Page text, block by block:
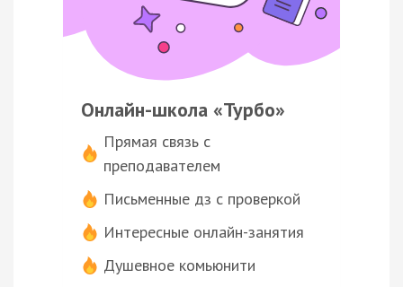
Онлайн-школа «Турбо»
Прямая связь с
преподавателем
Письменные дз с проверкой
Интересные онлайн-занятия
Душевное комьюнити